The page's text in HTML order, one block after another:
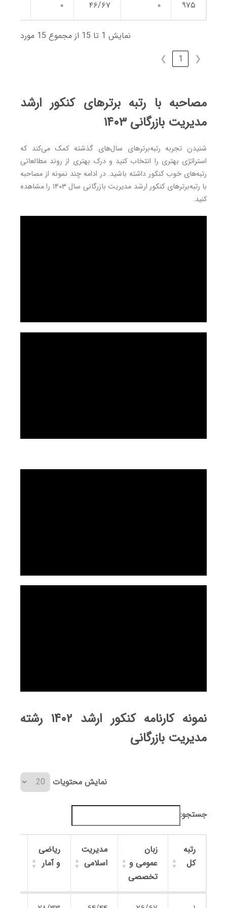
۹۷۵ ۰ ۴۶/۶۷ ۰
نمایش 1 تا 15 از مجموع 15 مورد
❮
1
❯
مصاحبه با رتبه برترهای کنکور ارشد
مدیریت بازرگانی ۱۴۰۳
شنیدن تجربه رتبه‌برترهای سال‌های گذشته کمک می‌کند که
استراتژی بهتری را انتخاب کنید و درک بهتری از روند مطالعاتی
رتبه‌های خوب کنکور داشته باشید. در ادامه چند نمونه از مصاحبه
با رتبه‌برترهای کنکور ارشد مدیریت بازرگانی سال ۱۴۰۳ را مشاهده
کنید.
نمونه کارنامه کنکور ارشد ۱۴۰۲ رشته
مدیریت بازرگانی
نمایش محتویات
جستجو:
رتبه
کل
زبان
عمومی و
تخصصی
مدیریت
اسلامی
ریاضی
و آمار